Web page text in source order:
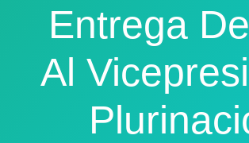
Entrega
Al